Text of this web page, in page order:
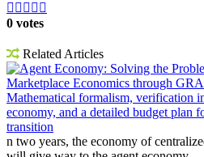
    
0 votes
Related Articles
Agent Economy: Solving the
Marketplace Economics through
Mathematical formalism, verification
economy, and a detailed budget plan
transition
n two years, the economy of